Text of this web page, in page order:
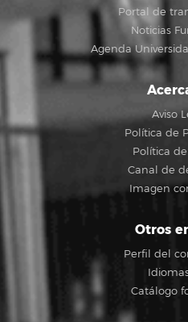
Portal de
Noticias
Agenda
Aviso
Política de
Política
Canal de
Imagen
Otros
Perfil del
Catálogo